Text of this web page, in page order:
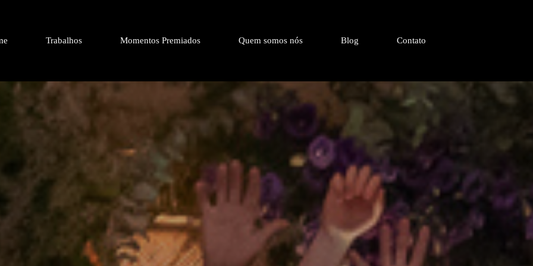
Trabalhos Momentos Premiados Quem somos nós Blog Contato